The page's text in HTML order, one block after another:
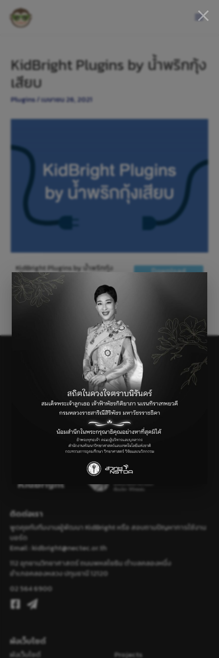
KidBright Plugins by น้ำพริกกุ้ง
เสียบ
Plugins/เมษายน 26, 2021
KidBright Plugins by น้ำพริกกุ้ง
เสียบ Download
ติดต่อเรา
พูดคุยกับทีมงานผู้พัฒนา KidBright หรือ สอบถามปัญหาการใช้งาน
บอร์ด
Email : kidbright@nectec.or.th
112 อุทยานวิทยาศาสตร์ ถนนพหลโยธิน ตำบลคลองหนึ่ง
อำเภอคลองหลวง ปทุมธานี 12120
02 564 6900
ผังเว็บไซต์
ผังเว็บไซต์ Projects